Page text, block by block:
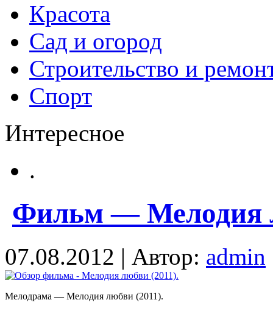
Красота
Сад и огород
Строительство и
Спорт
Интересное
.
Фильм — Мелодия
07.08.2012 | Автор: admin
Мелодрама — Мелодия любви (2011).